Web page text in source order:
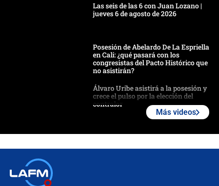
Las seis de las 6 con Juan Lozano |
jueves 6 de agosto de 2026
Posesión de Abelardo De La Espriella
en Cali: ¿qué pasará con los
congresistas del Pacto Histórico que
no asistirán?
Álvaro Uribe asistirá a la posesión y
crece el pulso por la elección del
contralor
Más videos